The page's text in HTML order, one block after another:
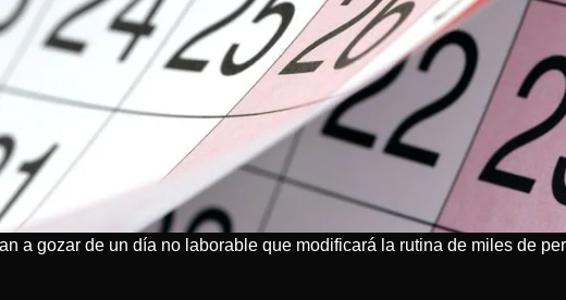
a gozar de un día no laborable que modificará la rutina de miles de